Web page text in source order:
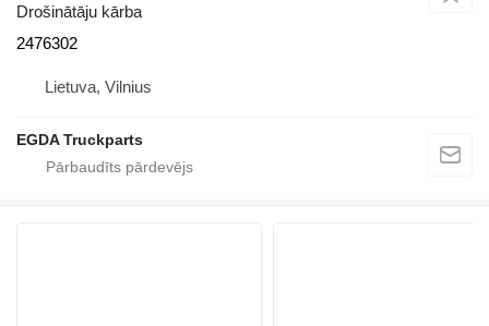
Drošinātāju kārba
2476302
Lietuva, Vilnius
EGDA Truckparts